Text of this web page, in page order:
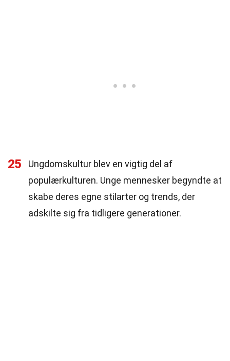
25
Ungdomskultur blev en vigtig del af
populærkulturen. Unge mennesker begyndte at
skabe deres egne stilarter og trends, der
adskilte sig fra tidligere generationer.